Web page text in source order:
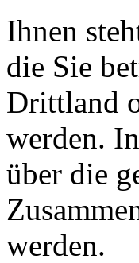
Ihnen
die Sie
Drittland
werden.
über die
werden.